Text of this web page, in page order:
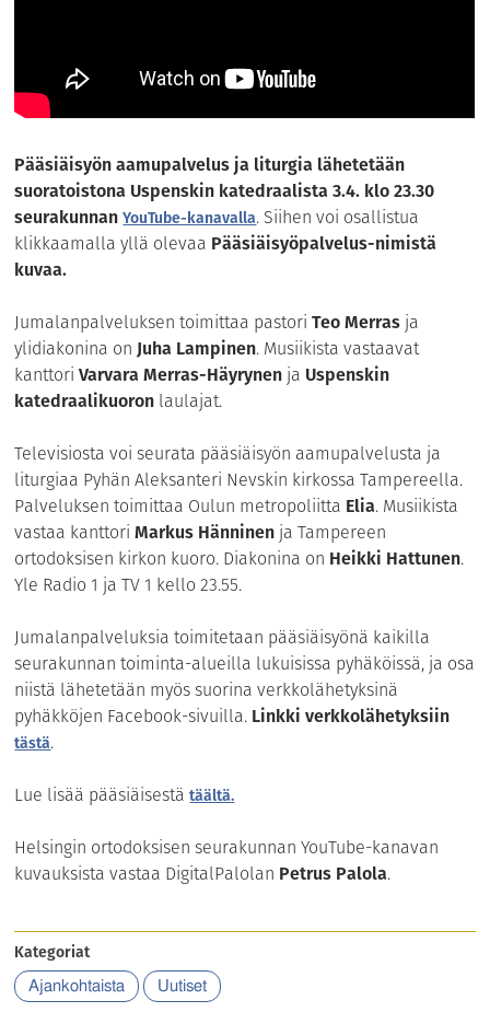
Pääsiäisyön aamupalvelus ja liturgia lähetetään
suoratoistona Uspenskin katedraalista 3.4. klo 23.30
seurakunnanYouTube-kanavalla. Siihen voi osallistua
klikkaamalla yllä olevaa Pääsiäisyöpalvelus-nimistä
kuvaa.
Jumalanpalveluksen toimittaa pastoriTeo Merras ja
ylidiakonina onJuha Lampinen. Musiikista vastaavat
kanttoriVarvara Merras-Häyrynen ja Uspenskin
katedraalikuoron laulajat.
Televisiosta voi seurata pääsiäisyön aamupalvelusta ja
liturgiaa Pyhän Aleksanteri Nevskin kirkossa Tampereella.
Palveluksen toimittaa Oulun metropoliitta Elia. Musiikista
vastaa kanttoriMarkus Hänninen ja Tampereen
ortodoksisen kirkon kuoro. Diakonina on Heikki Hattunen.
Yle Radio 1 ja TV 1 kello 23.55.
Jumalanpalveluksia toimitetaan pääsiäisyönä kaikilla
seurakunnan toiminta-alueilla lukuisissa pyhäköissä, ja osa
niistä lähetetään myös suorina verkkolähetyksinä
pyhäkköjen Facebook-sivuilla. Linkki verkkolähetyksiin
tästä.
Lue lisää pääsiäisestätäältä.
Helsingin ortodoksisen seurakunnan YouTube-kanavan
kuvauksista vastaa DigitalPalolan Petrus Palola.
Kategoriat
Ajankohtaista Uutiset